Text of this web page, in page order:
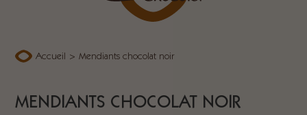
Accueil > Mendiants chocolat noir
MENDIANTS CHOCOLAT NOIR